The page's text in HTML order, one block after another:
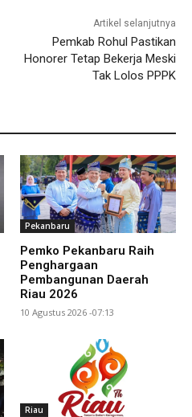
Artikel selanjutnya
Pemkab Rohul Pastikan
Honorer Tetap Bekerja Meski
Tak Lolos PPPK
Pekanbaru
Pemko Pekanbaru Raih
Penghargaan
Pembangunan Daerah
Riau 2026
10 Agustus 2026 -07:13
Riau